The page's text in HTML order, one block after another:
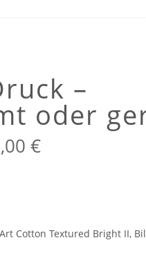
–
oder
€Preisspanne:
100,00 €
Cotton Textured Bright II,